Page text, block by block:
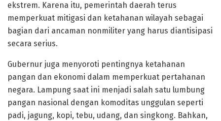
ekstrem. Karena itu, pemerintah daerah terus
memperkuat mitigasi dan ketahanan wilayah sebagai
bagian dari ancaman nonmiliter yang harus diantisipasi
secara serius.
Gubernur juga menyoroti pentingnya ketahanan
pangan dan ekonomi dalam memperkuat pertahanan
negara. Lampung saat ini menjadi salah satu lumbung
pangan nasional dengan komoditas unggulan seperti
padi, jagung, kopi, tebu, udang, dan singkong. Bahkan,